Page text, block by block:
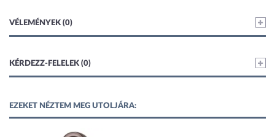
VÉLEMÉNYEK (0)
KÉRDEZZ-FELELEK (0)
EZEKET NÉZTEM MEG UTOLJÁRA: